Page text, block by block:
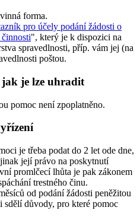
forma.
pro účely podání žádosti o
", který je k dispozici na
spravedlnosti, příp. vám jej (na
poštou.
je lze uhradit
pomoc není zpoplatněno.
je třeba podat do 2 let ode dne,
její právo na poskytnutí
promlčecí lhůta je pak zákonem
trestného činu.
od podání žádosti peněžitou
sdělí důvody, pro které pomoc